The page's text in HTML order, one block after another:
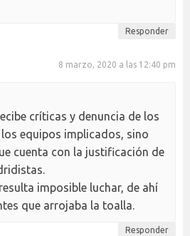
Responder
8 marzo, 2020 a las 12:40 pm
críticas y denuncia de los
equipos implicados, sino
cuenta con la justificación de
imposible luchar, de ahí
que arrojaba la toalla.
Responder